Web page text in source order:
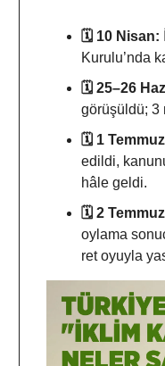
🗓️ 10 Nisan:
Kurulu’nda
🗓️ 25–26
görüşüldü; 3
🗓️ 1
edildi,
hâle geldi.
🗓️ 2
oylama
ret oyuyla